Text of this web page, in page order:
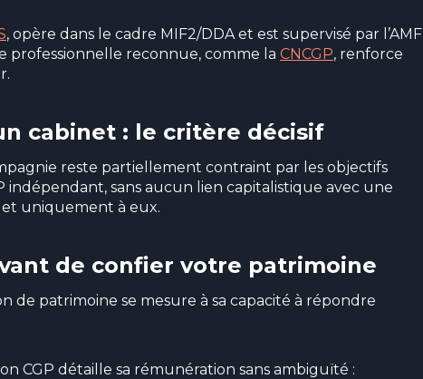
, opère dans le cadre MIF2/DDA et est supervisé par l’AMF
professionnelle reconnue, comme la CNCGP, renforce
cabinet : le critère décisif
reste partiellement contraint par les objectifs
indépendant, sans aucun lien capitalistique avec une
et uniquement à eux.
de confier votre patrimoine
de patrimoine se mesure à sa capacité à répondre
CGP détaille sa rémunération sans ambiguïté :